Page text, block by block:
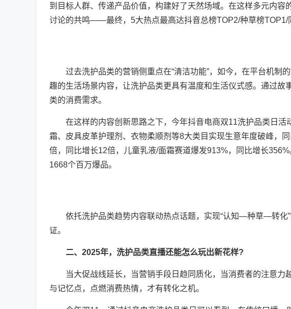
到目标人群、传递产品价值，构建好了天然场域。在这样多元内
讨论的共鸣——最终，5大热点最高达抖音总榜TOP2/种草榜TOP1/
过去洗护品类的营销侧重点在“清洁功能”，如今，在平台机制
趣的生活场景内容，让洗护品类更具有温度和生活仪式感。通过故
类的消费需求。
在这样的内容创新思路之下，今年抖音电商双11洗护品类日活
霜、皮具皮革护理剂、衣物柔顺剂等8大类目实现生意年度破峰，
倍，同比增长12倍，儿童乳液/面霜赛道爆发913%，同比增长
1668个百万爆品。
依托洗护品类趋势内容联动热点话题，实现“认知—种草—转化”
证。
二、2025年，洗护品类直播还能怎么玩出新花样?
当大促战线延长，当营销手段日趋同质化，当消费者的注意力
与记忆点，点燃消费热情，才有转化之机。